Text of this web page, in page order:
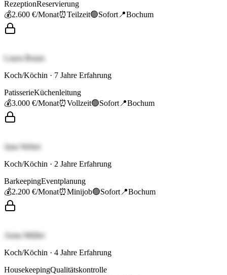
RezeptionReservierung
💰2.600 €/Monat⏰Teilzeit🟢Sofort 📍Bochum
Laura Braun
Koch/Köchin · 7 Jahre Erfahrung
PatisserieKüchenleitung
💰3.000 €/Monat⏰Vollzeit🟢Sofort 📍Bochum
Jana Weber
Koch/Köchin · 2 Jahre Erfahrung
BarkeepingEventplanung
💰2.200 €/Monat⏰Minijob🟢Sofort 📍Bochum
Anna Müller
Koch/Köchin · 4 Jahre Erfahrung
HousekeepingQualitätskontrolle